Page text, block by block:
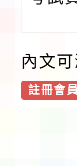
內文可
註冊會員